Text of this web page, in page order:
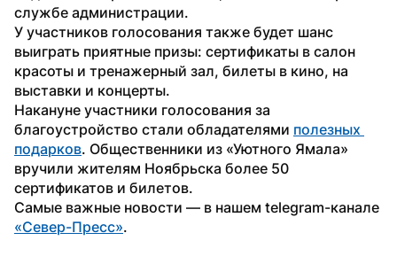
службе администрации.
У участников голосования также будет шанс
выиграть приятные призы: сертификаты в салон
красоты и тренажерный зал, билеты в кино, на
выставки и концерты.
Накануне участники голосования за
благоустройство стали обладателями полезных
подарков. Общественники из «Уютного Ямала»
вручили жителям Ноябрьска более 50
сертификатов и билетов.
«Север-Пресс».